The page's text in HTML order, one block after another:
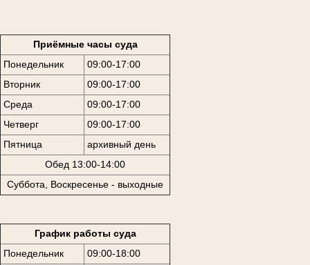
Приёмные часы суда
Понедельник
09:00-17:00
Вторник
09:00-17:00
Среда
09:00-17:00
Четверг
09:00-17:00
Пятница
архивный день
Обед 13:00-14:00
Суббота, Воскресенье - выходные
График работы суда
Понедельник
09:00-18:00